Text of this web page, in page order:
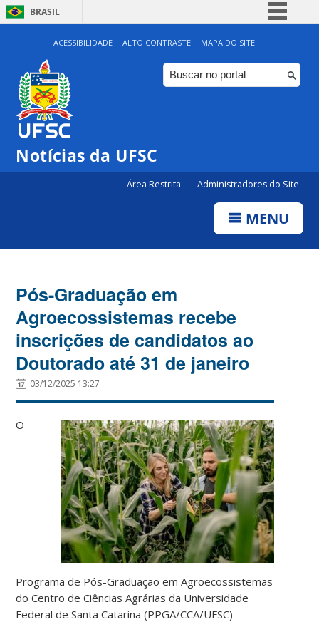
BRASIL
Simplifique!
Comunica BR
Participe
ACESSIBILIDADE ALTO CONTRASTE MAPA DO SITE
Notícias da UFSC
Área Restrita Administradores do Site
MENU
Pós-Graduação em
Agroecossistemas recebe
inscrições de candidatos ao
Doutorado até 31 de janeiro
03/12/2025 13:27
O
Programa de Pós-Graduação em Agroecossistemas
do Centro deCiências Agrárias da Universidade
Federal de Santa Catarina (PPGA/CCA/UFSC)